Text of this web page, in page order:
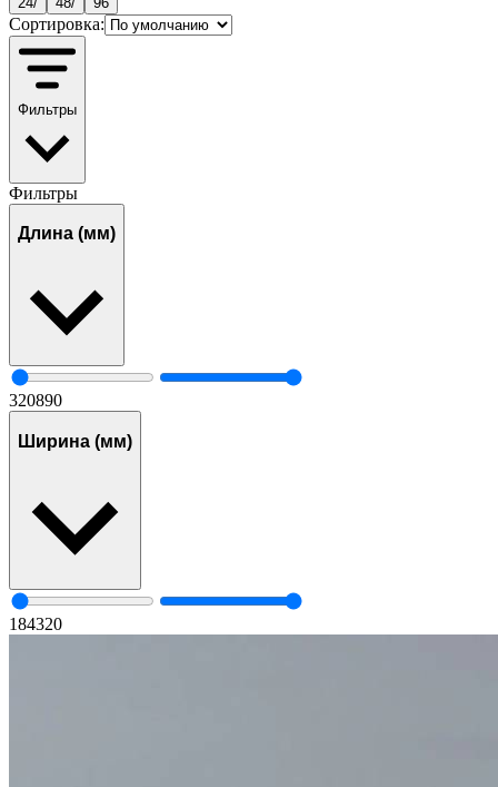
Сортировка:
Фильтры
Фильтры
Длина (мм)
320890
Ширина (мм)
184320